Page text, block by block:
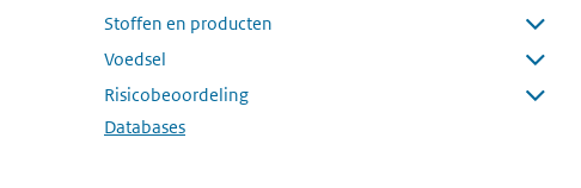
Stoffen en producten
Voedsel
Submenu openen
Risicobeoordeling
Submenu openen
Databases